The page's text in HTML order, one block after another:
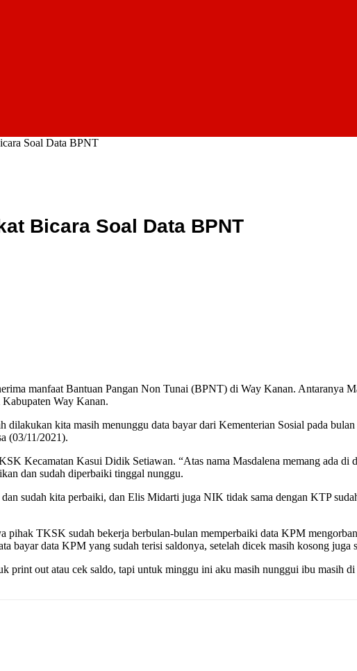
Soal Data BPNT
Bicara Soal Data BPNT
manfaat Bantuan Pangan Non Tunai (BPNT) di Way Kanan. Antaranya
Way Kanan.
dilakukan kita masih menunggu data bayar dari Kementerian Sosial pada
(03/11/2021).
Kecamatan Kasui Didik Setiawan. “Atas nama Masdalena memang ada di
dan sudah diperbaiki tinggal nunggu.
sudah kita perbaiki, dan Elis Midarti juga NIK tidak sama dengan KTP
TKSK sudah bekerja berbulan-bulan memperbaiki data KPM
bayar data KPM yang sudah terisi saldonya, setelah dicek masih kosong juga
print out atau cek saldo, tapi untuk minggu ini aku masih nunggui ibu masih